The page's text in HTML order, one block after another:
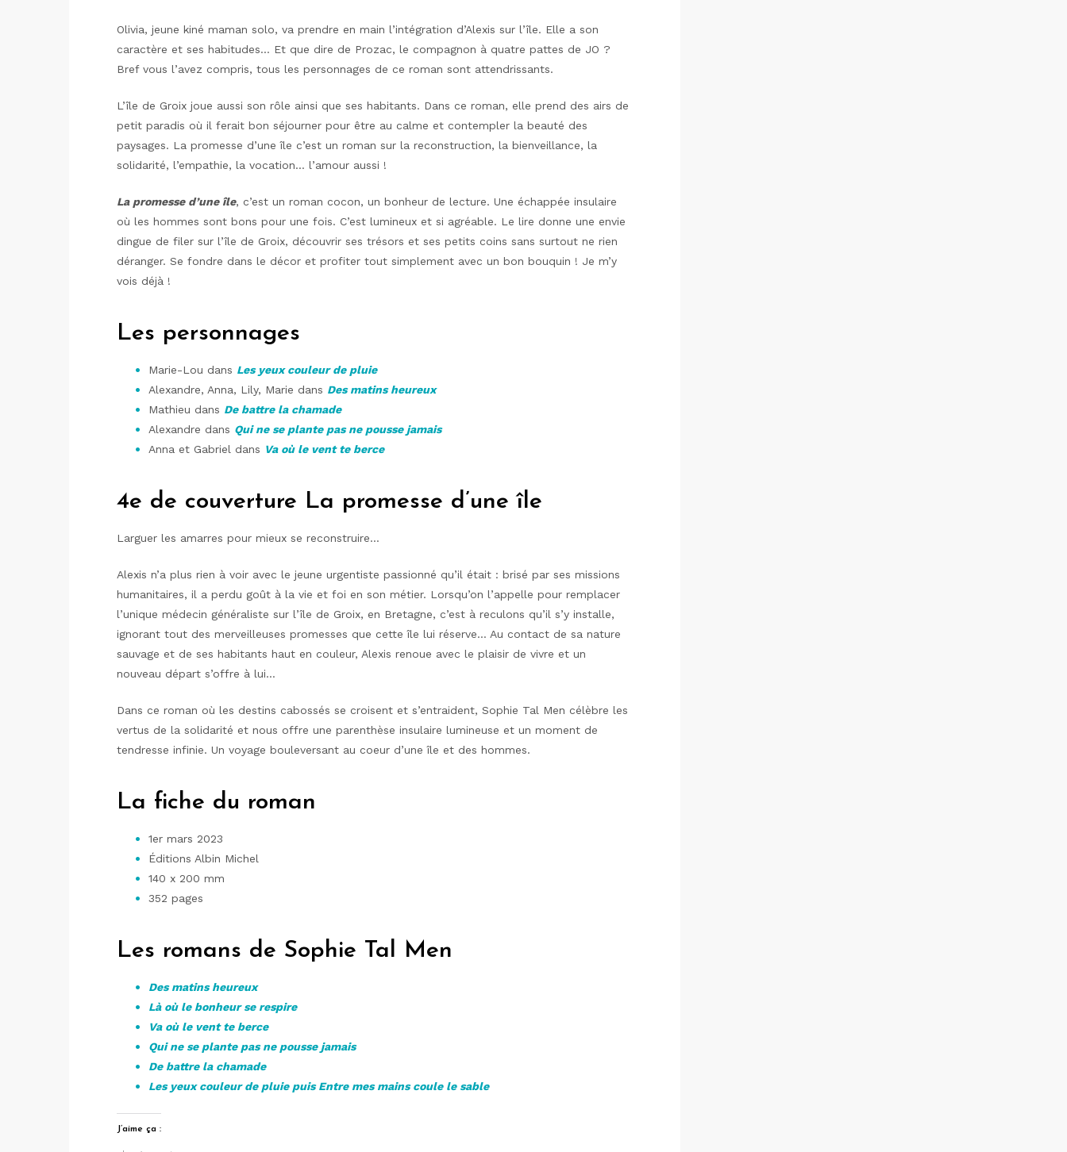
Olivia, jeune kiné maman solo, va prendre en main l’intégration d’Alexis sur l’île. Elle a son
caractère et ses habitudes… Et que dire de Prozac, le compagnon à quatre pattes de JO ?
Bref vous l’avez compris, tous les personnages de ce roman sont attendrissants.
L’île de Groix joue aussi son rôle ainsi que ses habitants. Dans ce roman, elle prend des airs de
petit paradis où il ferait bon séjourner pour être au calme et contempler la beauté des
paysages. La promesse d’une île c’est un roman sur la reconstruction, la bienveillance, la
solidarité, l’empathie, la vocation… l’amour aussi !
La promesse d’une île, c’est un roman cocon, un bonheur de lecture. Une échappée insulaire
où les hommes sont bons pour une fois. C’est lumineux et si agréable. Le lire donne une envie
dingue de filer sur l’île de Groix, découvrir ses trésors et ses petits coins sans surtout ne rien
déranger. Se fondre dans le décor et profiter tout simplement avec un bon bouquin ! Je m’y
vois déjà !
Les personnages
Marie-Lou dans Les yeux couleur de pluie
Alexandre, Anna, Lily, Marie dans Des matins heureux
Mathieu dans De battre la chamade
Alexandre dans Qui ne se plante pas ne pousse jamais
Anna et Gabriel dans Va où le vent te berce
4e de couverture La promesse d’une île
Larguer les amarres pour mieux se reconstruire…
Alexis n’a plus rien à voir avec le jeune urgentiste passionné qu’il était : brisé par ses missions
humanitaires, il a perdu goût à la vie et foi en son métier. Lorsqu’on l’appelle pour remplacer
l’unique médecin généraliste sur l’île de Groix, en Bretagne, c’est à reculons qu’il s’y installe,
ignorant tout des merveilleuses promesses que cette île lui réserve… Au contact de sa nature
sauvage et de ses habitants haut en couleur, Alexis renoue avec le plaisir de vivre et un
nouveau départ s’offre à lui…
Dans ce roman où les destins cabossés se croisent et s’entraident, Sophie Tal Men célèbre les
vertus de la solidarité et nous offre une parenthèse insulaire lumineuse et un moment de
tendresse infinie. Un voyage bouleversant au coeur d’une île et des hommes.
La fiche du roman
1er mars 2023
Éditions Albin Michel
140 x 200 mm
352 pages
Les romans de Sophie Tal Men
Des matins heureux
Là où le bonheur se respire
Va où le vent te berce
Qui ne se plante pas ne pousse jamais
De battre la chamade
Les yeux couleur de pluie puis Entre mes mains coule le sable
J’aime ça :